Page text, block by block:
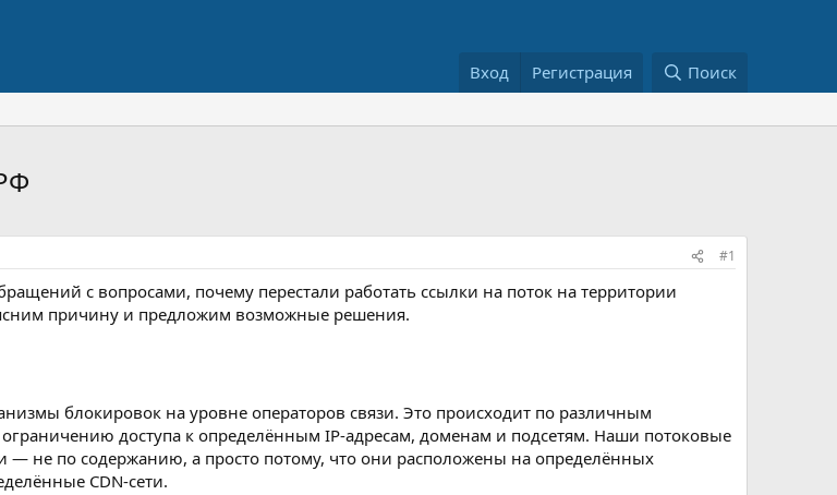
Вход Регистрация Поиск
#1
с вопросами, почему перестали работать ссылки на поток на территории
причину и предложим возможные решения.
блокировок на уровне операторов связи. Это происходит по различным
доступа к определённым IP-адресам, доменам и подсетям. Наши потоковые
— не по содержанию, а просто потому, что они расположены на определённых
CDN-сети.